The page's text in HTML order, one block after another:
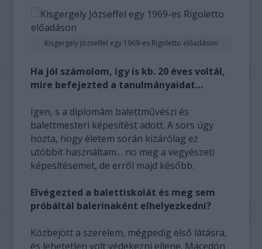
Kisgergely Józseffel egy 1969-es Rigoletto előadáson
Ha jól számolom, így is kb. 20 éves voltál,
mire befejezted a tanulmányaidat…
Igen, s a diplomám balettművészi és
balettmesteri képesítést adott. A sors úgy
hozta, hogy életem során kizárólag ez
utóbbit használtam… no meg a vegyészeti
képesítésemet, de erről majd később.
Elvégezted a balettiskolát és meg sem
próbáltál balerinaként elhelyezkedni?
Közbejött a szerelem, mégpedig első látásra,
és lehetetlen volt védekezni ellene. Macedón